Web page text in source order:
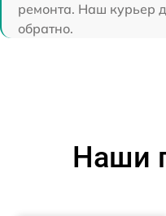
ремонта. Наш курьер
обратно.
Наши